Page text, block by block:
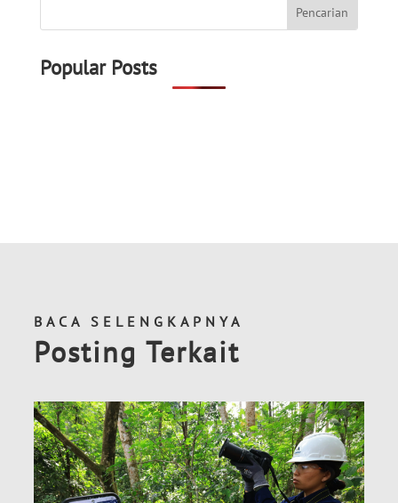
Popular Posts
BACA SELENGKAPNYA
Posting Terkait